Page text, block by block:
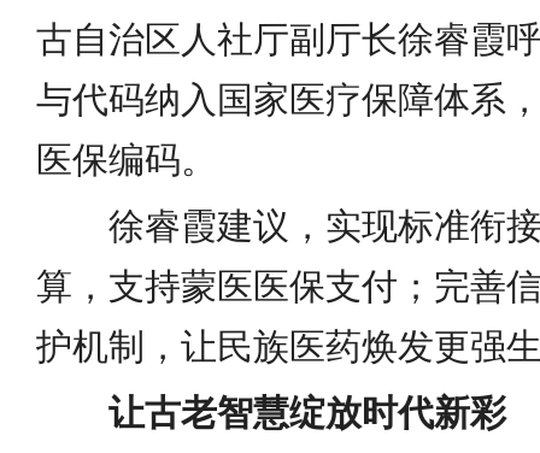
古自治区人社厅副厅长徐睿霞
与代码纳入国家医疗保障体系
医保编码。
徐睿霞建议，实现标准衔
算，支持蒙医医保支付；完善
护机制，让民族医药焕发更强
让古老智慧绽放时代新彩